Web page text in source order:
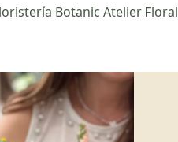
Botanic Atelier Floral